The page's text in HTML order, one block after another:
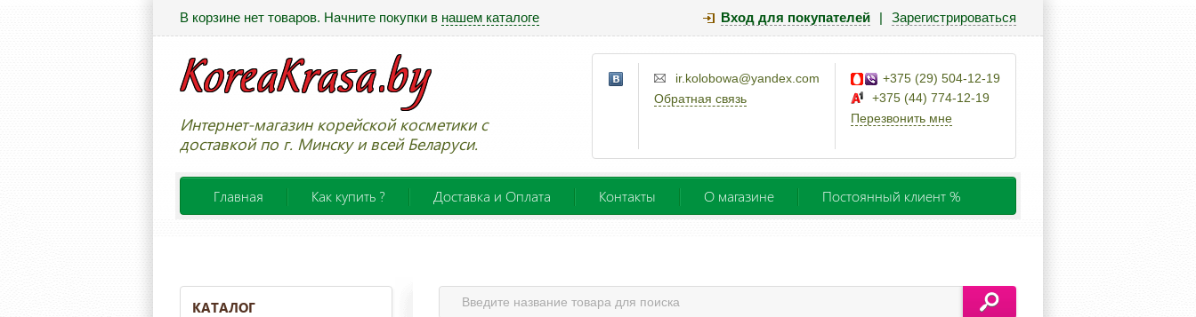
В корзине нет товаров. Начните покупки в нашем каталоге Вход для покупателей | Зарегистрироваться
Интернет-магазин корейской косметики с
доставкой по г. Минску и всей Беларуси.
ir.kolobowa@yandex.com
Обратная связь
+375 (29) 504-12-19
+375 (44) 774-12-19
Перезвонить мне
Главная Как купить ? Доставка и Оплата Контакты О магазине Постоянный клиент %
КАТАЛОГ